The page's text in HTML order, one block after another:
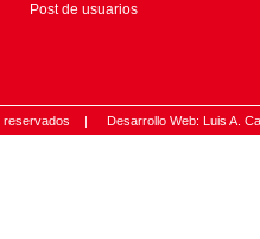
Post de usuarios
reservados | Desarrollo Web: Luis